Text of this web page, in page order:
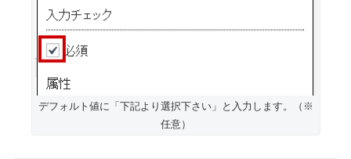
デフォルト値に「下記より選択下さい」と入力します。（※
任意）